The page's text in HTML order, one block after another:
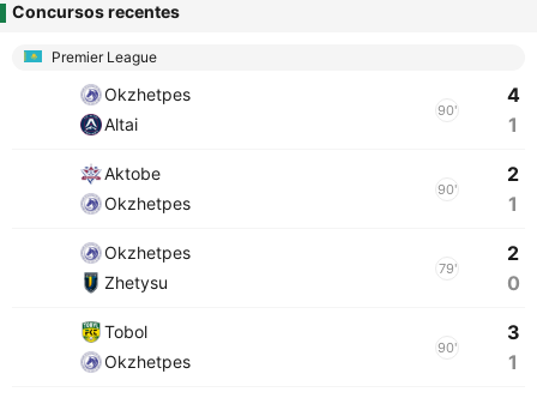
Concursos recentes
Premier League
Okzhetpes
Altai
90'
4
1
Aktobe
Okzhetpes
90'
2
1
Okzhetpes
Zhetysu
79'
2
0
Tobol
Okzhetpes
90'
3
1